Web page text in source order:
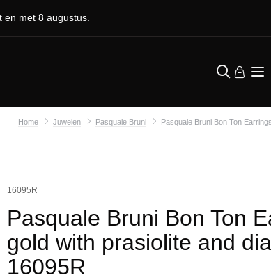
en met 8 augustus.
Home Juwelen Pasquale Bruni Pasquale Bruni Bon Ton
16095R
Pasquale Bruni Bon Ton
gold with prasiolite and
16095R